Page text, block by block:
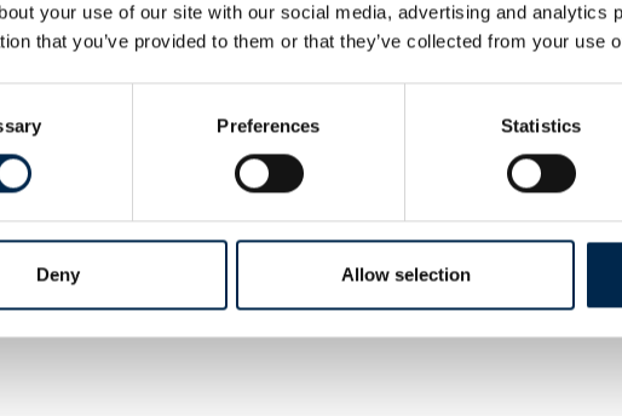
your use of our site with our social media, advertising and analytics
that you’ve provided to them or that they’ve collected from your use
Preferences Statistics
Deny Allow selection
Vulkan Dæk er stolte og beærende over, at vi i 2025 blevet
bæredygtige løsninger - og denne anerkendelse betyder rigtig
Kig forbi os på stand K8290 i hal K, vi glæder os til at hilse på jer.